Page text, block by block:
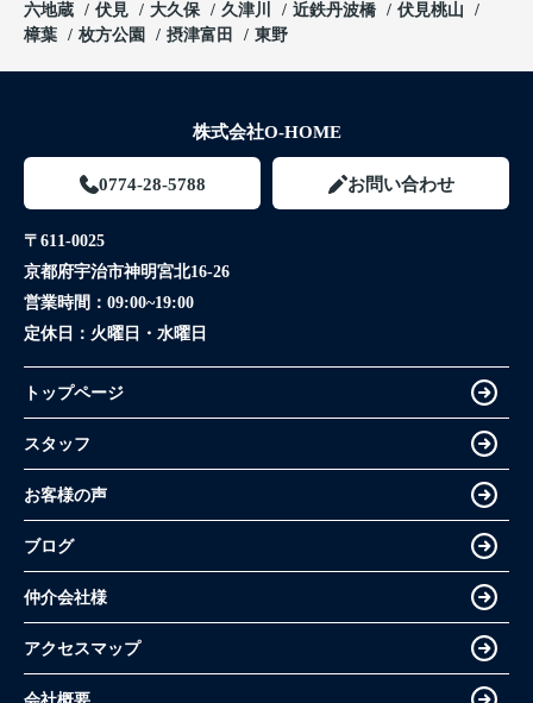
六地蔵
伏見 大久保 久津川 近鉄丹波橋
伏見桃山
樟葉
枚方公園 摂津富田 東野
株式会社O-HOME
0774-28-5788 お問い合わせ
〒611-0025
京都府宇治市神明宮北16-26
営業時間： 09:00~19:00
定休日： 火曜日・水曜日
トップページ
スタッフ
お客様の声
ブログ
仲介会社様
アクセスマップ